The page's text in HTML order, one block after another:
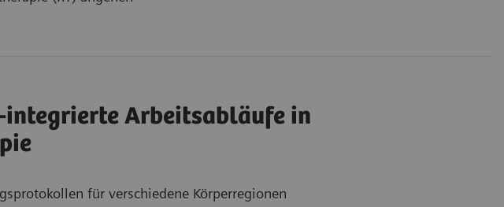
integrierte Arbeitsabläufe in
für verschiedene Körperregionen